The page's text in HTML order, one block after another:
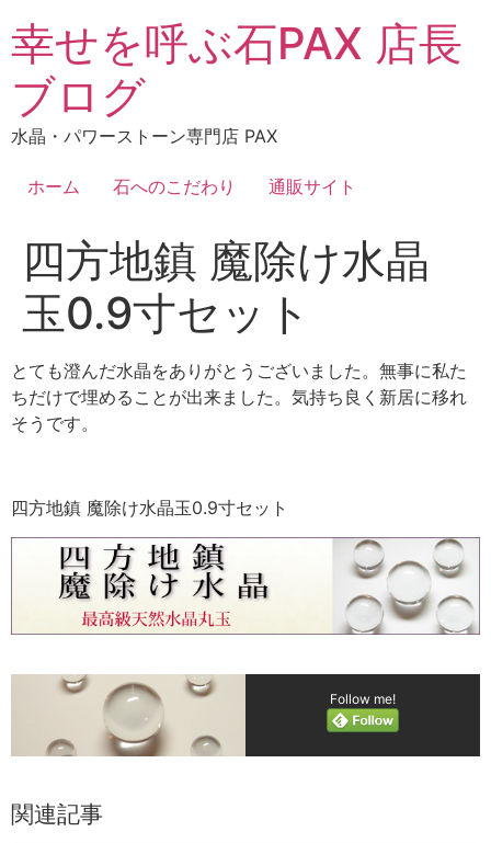
ン
ン
に
幸せを呼ぶ石PAX 店長
ブログ
水晶・パワーストーン専門店 PAX
ホーム 石へのこだわり 通販サイト
四方地鎮 魔除け水晶
玉0.9寸セット
とても澄んだ水晶をありがとうございました。無事に私た
ちだけで埋めることが出来ました。気持ち良く新居に移れ
そうです。
四方地鎮 魔除け水晶玉0.9寸セット
Follow me!
関連記事